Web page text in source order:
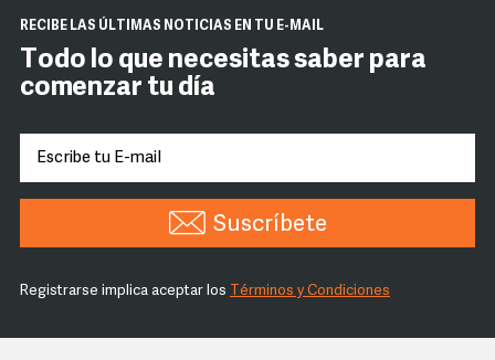
RECIBE LAS ÚLTIMAS NOTICIAS EN TU E-MAIL
Todo lo que necesitas saber para
comenzar tu día
Suscríbete
Registrarse implica aceptar los Términos y Condiciones